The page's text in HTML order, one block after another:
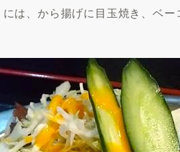
は、から揚げに目玉焼き、ベ